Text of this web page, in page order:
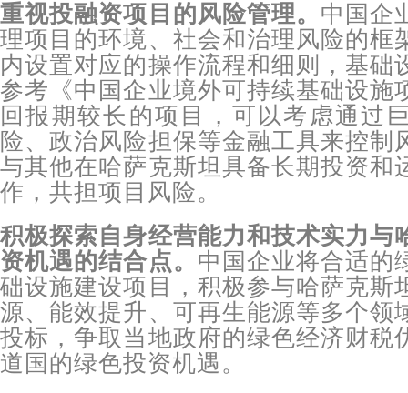
重视投融资项目的风险管理。 中国企
理项目的环境、社会和治理风险的框
内设置对应的操作流程和细则，基础
参考《中国企业境外可持续基础设施
回报期较长的项目，可以考虑通过
险、政治风险担保等金融工具来控制
与其他在哈萨克斯坦具备长期投资和
作，共担项目风险。
积极探索自身经营能力和技术实力与
资机遇的结合点。 中国企业将合适的
础设施建设项目，积极参与哈萨克斯
源、能效提升、可再生能源等多个领
投标，争取当地政府的绿色经济财税
道国的绿色投资机遇。